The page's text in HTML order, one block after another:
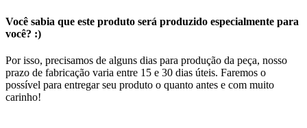
Você sabia que este produto será produzido especialmente para
você? :)
Por isso, precisamos de alguns dias para produção da peça, nosso
prazo de fabricação varia entre 15 e 30 dias úteis. Faremos o
possível para entregar seu produto o quanto antes e com muito
carinho!